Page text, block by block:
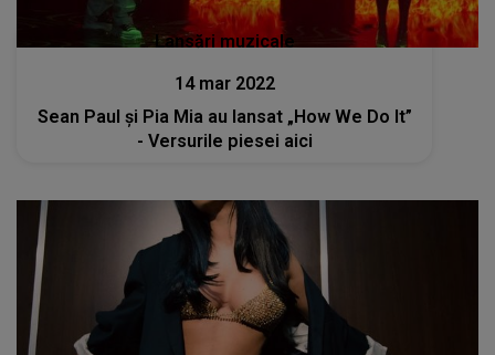
Lansări muzicale
14 mar 2022
Sean Paul și Pia Mia au lansat „How We Do It”
- Versurile piesei aici